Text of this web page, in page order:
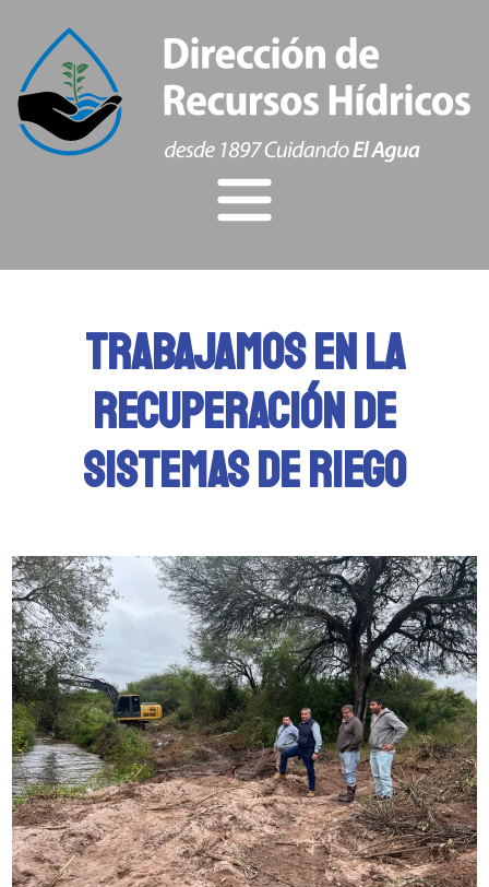
Inicio
INSTITUCIONAL
NOTICIAS
TRAMITES
WEBGIS
Revistas
TRABAJAMOS EN LA
RECUPERACIÓN DE
SISTEMAS DE RIEGO